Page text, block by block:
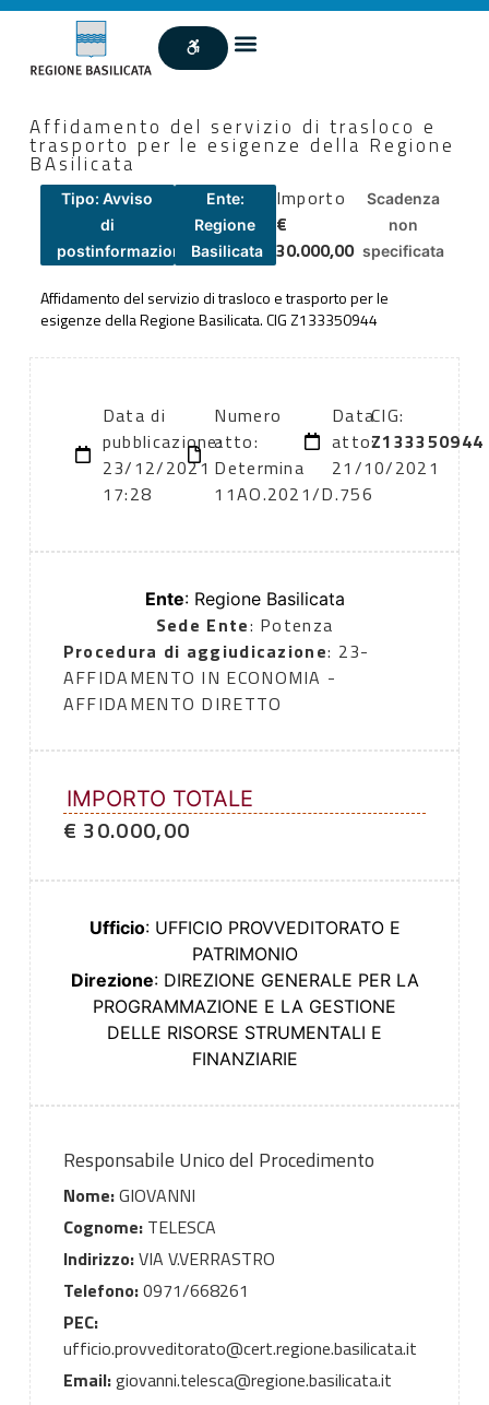
Affidamento del servizio di trasloco e
trasporto per le esigenze della Regione
BAsilicata
Tipo: Avviso
di
postinformazione
Ente:
Regione
Basilicata
Importo
€
30.000,00
Scadenza
non
specificata
Affidamento del servizio di trasloco e trasporto per le
esigenze della Regione Basilicata. CIG Z133350944
Data di
pubblicazione:
23/12/2021
17:28
Numero
atto:
Determina
11AO.2021/D.756
Data
atto:
21/10/2021
CIG:
Z133350944
Ente: Regione Basilicata
Sede Ente: Potenza
Procedura di aggiudicazione: 23-
AFFIDAMENTO IN ECONOMIA -
AFFIDAMENTO DIRETTO
IMPORTO TOTALE
€ 30.000,00
Ufficio: UFFICIO PROVVEDITORATO E
PATRIMONIO
Direzione: DIREZIONE GENERALE PER LA
PROGRAMMAZIONE E LA GESTIONE
DELLE RISORSE STRUMENTALI E
FINANZIARIE
Responsabile Unico del Procedimento
Nome:GIOVANNI
Cognome:TELESCA
Indirizzo:VIA V.VERRASTRO
Telefono:0971/668261
PEC:
ufficio.provveditorato@cert.regione.basilicata.it
Email:giovanni.telesca@regione.basilicata.it